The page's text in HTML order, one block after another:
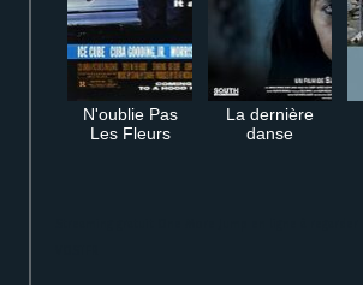
N'oublie Pas
Les Fleurs
La dernière
danse